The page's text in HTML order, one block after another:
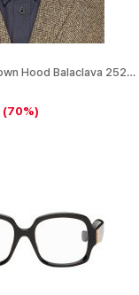
[르메르] Brown Hood Balaclava 252646M138002
(70%)